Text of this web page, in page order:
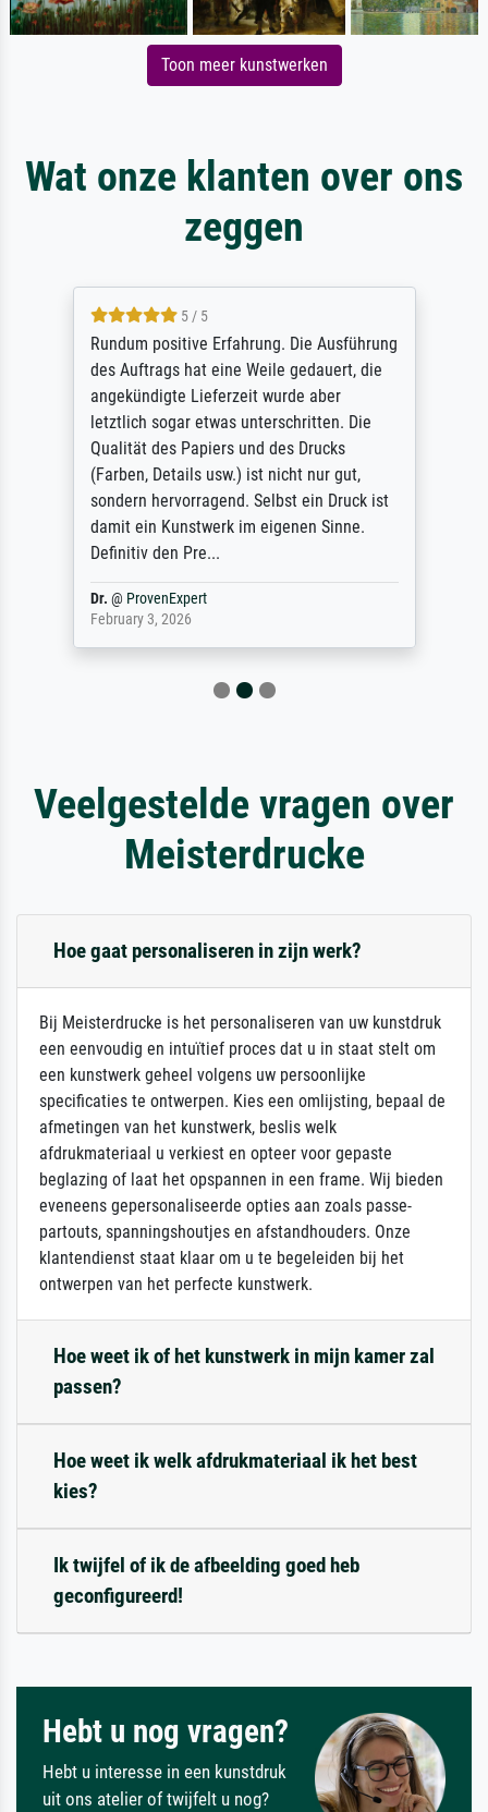
Toon meer kunstwerken
Wat onze klanten over ons
zeggen
5 / 5
Rundum positive Erfahrung. Die Ausführung
des Auftrags hat eine Weile gedauert, die
angekündigte Lieferzeit wurde aber
letztlich sogar etwas unterschritten. Die
Qualität des Papiers und des Drucks
(Farben, Details usw.) ist nicht nur gut,
sondern hervorragend. Selbst ein Druck ist
damit ein Kunstwerk im eigenen Sinne.
Definitiv den Pre...
Dr. @ ProvenExpert
February 3, 2026
Veelgestelde vragen over
Meisterdrucke
Hoe gaat personaliseren in zijn werk?
Bij Meisterdrucke is het personaliseren van uw kunstdruk
een eenvoudig en intuïtief proces dat u in staat stelt om
een kunstwerk geheel volgens uw persoonlijke
specificaties te ontwerpen. Kies een omlijsting, bepaal de
afmetingen van het kunstwerk, beslis welk
afdrukmateriaal u verkiest en opteer voor gepaste
beglazing of laat het opspannen in een frame. Wij bieden
eveneens gepersonaliseerde opties aan zoals passe-
partouts, spanningshoutjes en afstandhouders. Onze
klantendienst staat klaar om u te begeleiden bij het
ontwerpen van het perfecte kunstwerk.
Hoe weet ik of het kunstwerk in mijn kamer zal
passen?
Hoe weet ik welk afdrukmateriaal ik het best
kies?
Ik twijfel of ik de afbeelding goed heb
geconfigureerd!
Hebt u nog vragen?
Hebt u interesse in een kunstdruk
uit ons atelier of twijfelt u nog?